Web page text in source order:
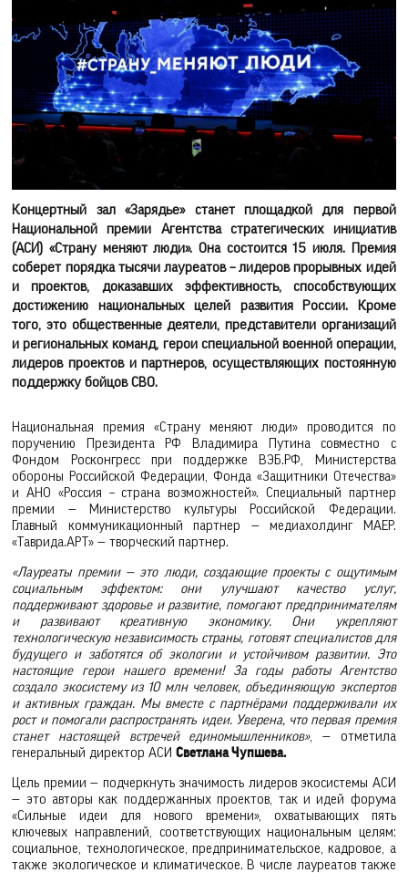
Концертный зал «Зарядье» станет площадкой для первой
Национальной премии Агентства стратегических инициатив
(АСИ) «Страну меняют люди». Она состоится 15 июля. Премия
соберет порядка тысячи лауреатов – лидеров прорывных идей
и проектов, доказавших эффективность, способствующих
достижению национальных целей развития России. Кроме
того, это общественные деятели, представители организаций
и региональных команд, герои специальной военной операции,
лидеров проектов и партнеров, осуществляющих постоянную
поддержку бойцов СВО.
Национальная премия «Страну меняют люди» проводится по
поручению Президента РФ Владимира Путина совместно с
Фондом Росконгресс при поддержке ВЭБ.РФ, Министерства
обороны Российской Федерации, Фонда «Защитники Отечества»
и АНО «Россия – страна возможностей». Специальный партнер
премии — Министерство культуры Российской Федерации.
Главный коммуникационный партнер — медиахолдинг МАЕР.
«Таврида.АРТ» — творческий партнер.
«Лауреаты премии — это люди, создающие проекты с ощутимым
социальным эффектом: они улучшают качество услуг,
поддерживают здоровье и развитие, помогают предпринимателям
и развивают креативную экономику. Они укрепляют
технологическую независимость страны, готовят специалистов для
будущего и заботятся об экологии и устойчивом развитии. Это
настоящие герои нашего времени! За годы работы Агентство
создало экосистему из 10 млн человек, объединяющую экспертов
и активных граждан. Мы вместе с партнёрами поддерживали их
рост и помогали распространять идеи. Уверена, что первая премия
станет настоящей встречей единомышленников», — отметила
генеральный директор АСИСветлана Чупшева.
Цель премии — подчеркнуть значимость лидеров экосистемы АСИ
— это авторы как поддержанных проектов, так и идей форума
«Сильные идеи для нового времени», охватывающих пять
ключевых направлений, соответствующих национальным целям:
социальное, технологическое, предпринимательское, кадровое, а
также экологическое и климатическое. В числе лауреатов также